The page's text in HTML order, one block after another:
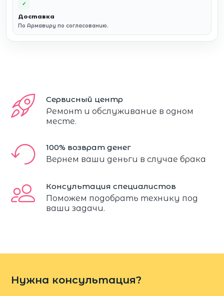
✓
Доставка
По Армавиру по согласованию.
Сервисный центр
Ремонт и обслуживание в одном
месте.
100% возврат денег
Вернем ваши деньги в случае брака
Консультация специалистов
Поможем подобрать технику под
ваши задачи.
Нужна консультация?